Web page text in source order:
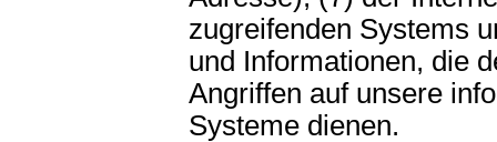
zugreifenden Systems
und Informationen, die
Angriffen auf unsere
Systeme dienen.